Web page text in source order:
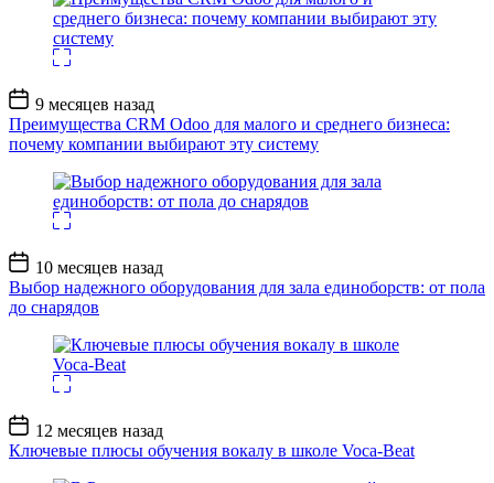
Дата
записи
9 месяцев назад
Преимущества CRM Odoo для малого и среднего бизнеса:
почему компании выбирают эту систему
Дата
записи
10 месяцев назад
Выбор надежного оборудования для зала единоборств: от пола
до снарядов
Дата
записи
12 месяцев назад
Ключевые плюсы обучения вокалу в школе Voca-Beat